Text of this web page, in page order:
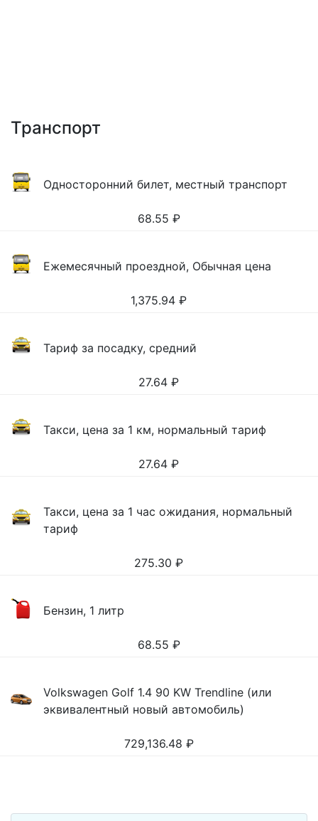
Транспорт
Односторонний билет, местный транспорт
68.55 ₽
Ежемесячный проездной, Обычная цена
1,375.94 ₽
Тариф за посадку, средний
27.64 ₽
Такси, цена за 1 км, нормальный тариф
27.64 ₽
Такси, цена за 1 час ожидания, нормальный
тариф
275.30 ₽
Бензин, 1 литр
68.55 ₽
Volkswagen Golf 1.4 90 KW Trendline (или
эквивалентный новый автомобиль)
729,136.48 ₽